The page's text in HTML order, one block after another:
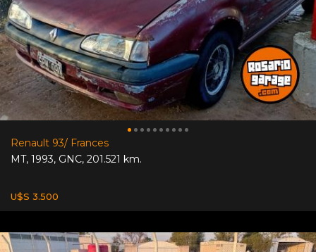
Renault 93/ Frances
MT, 1993, GNC, 201.521 km.
U$S 3.500